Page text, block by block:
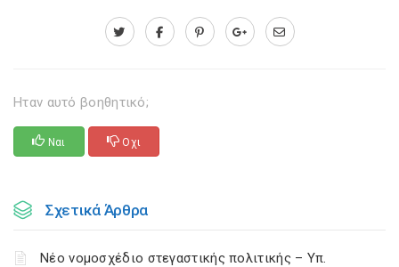
Ηταν αυτό βοηθητικό;
Ναι Οχι
Σχετικά Άρθρα
Νέο νομοσχέδιο στεγαστικής πολιτικής – Υπ.